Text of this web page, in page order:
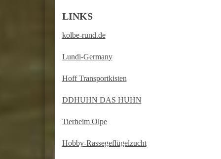
LINKS
kolbe-rund.de
Lundi-Germany
Hoff Transportkisten
DDHUHN DAS HUHN
Tierheim Olpe
Hobby-Rassegeflügelzucht